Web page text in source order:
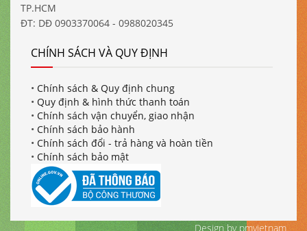
TP.HCM
ĐT: DĐ 0903370064 - 0988020345
CHÍNH SÁCH VÀ QUY ĐỊNH
• Chính sách & Quy định chung
• Quy định & hình thức thanh toán
• Chính sách vận chuyển, giao nhận
• Chính sách bảo hành
• Chính sách đổi - trả hàng và hoàn tiền
• Chính sách bảo mật
Design by pmvietnam